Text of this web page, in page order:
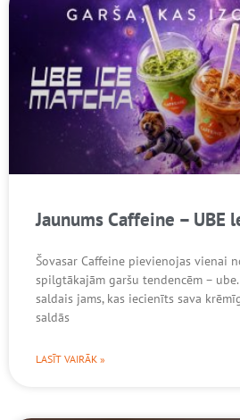
Jaunums Caffeine – UBE
Šovasar Caffeine pievienojas vienai
spilgtākajām garšu tendencēm –
saldais jams, kas iecienīts sava
saldās
LASĪT VAIRĀK »